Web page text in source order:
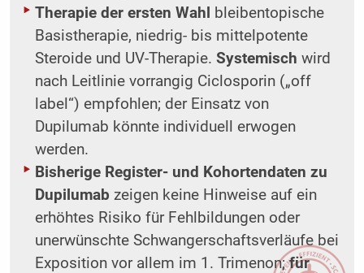
Therapie der ersten Wahl
bleibentopische
Basistherapie, niedrig- bis mittelpotente
Steroide und UV-Therapie. Systemisch wird
nach Leitlinie vorrangig Ciclosporin („off
label“) empfohlen; der Einsatz von
Dupilumab könnte individuell erwogen
werden.
Bisherige Register- und Kohortendaten zu
Dupilumab zeigen keine Hinweise auf ein
erhöhtes Risiko für Fehlbildungen oder
unerwünschte Schwangerschaftsverläufe bei
Exposition vor allem im 1. Trimenon;für